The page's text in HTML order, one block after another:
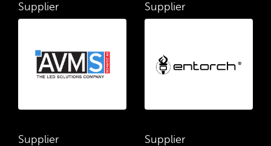
Supplier Supplier
Supplier Supplier